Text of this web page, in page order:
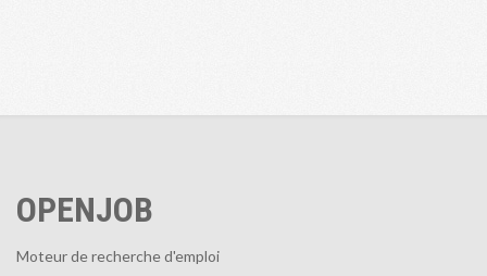
OPENJOB
Moteur de recherche d'emploi